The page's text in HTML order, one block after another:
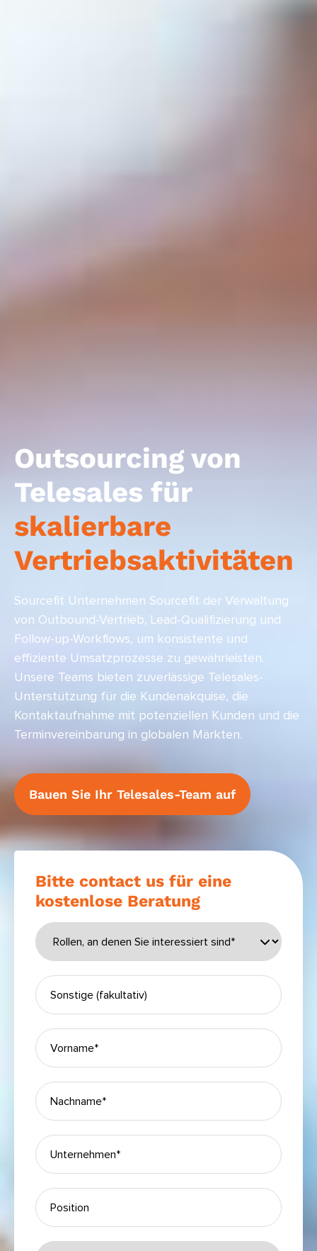
Outsourcing von
Telesales für
skalierbare
Vertriebsaktivitäten
Sourcefit Unternehmen Sourcefit der Verwaltung
von Outbound-Vertrieb, Lead-Qualifizierung und
Follow-up-Workflows, um konsistente und
effiziente Umsatzprozesse zu gewährleisten.
Unsere Teams bieten zuverlässige Telesales-
Unterstützung für die Kundenakquise, die
Kontaktaufnahme mit potenziellen Kunden und die
Terminvereinbarung in globalen Märkten.
Bauen Sie Ihr Telesales-Team auf
Bitte contact us für eine
kostenlose Beratung